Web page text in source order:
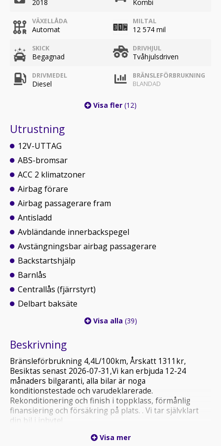
2018 Kombi
VÄXELLÅDA
Automat
MILTAL
12 574 mil
SKICK
Begagnad
DRIVHJUL
Tvåhjulsdriven
DRIVMEDEL
Diesel
BRÄNSLEFÖRBRUKNING
BLANDAD
Visa fler (12)
Utrustning
12V-UTTAG
ABS-bromsar
ACC 2 klimatzoner
Airbag förare
Airbag passagerare fram
Antisladd
Avbländande innerbackspegel
Avstängningsbar airbag passagerare
Backstartshjälp
Barnlås
Centrallås (fjärrstyrt)
Delbart baksäte
Visa alla (39)
Beskrivning
Bränsleförbrukning 4,4L/100km, Årskatt 1311kr,
Besiktas senast 2026-07-31,Vi kan erbjuda 12-24
månaders bilgaranti, alla bilar är noga
konditionstestade och varudeklarerade.
Rekonditionering och finish i toppklass, förmånlig
finansiering och försäkring på plats. . Vi tar självklart
din bil i inbyte!
skulden i tid riskerar du en betalningsanmärkning. Det
Visa mer